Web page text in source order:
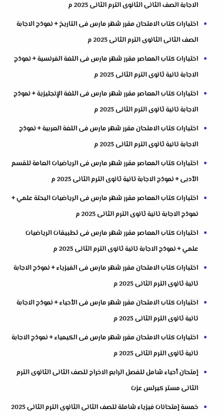
الاجابة الصف الثانى الثانوى الترم الثانى 2023 م
اختبارات كتاب الامتحان مقرر شهر مارس فى التاريخ + نموذج الاجابة
الصف الثانى الثانوى الترم الثانى 2023 م
اختبارات كتاب المعاصر مقرر شهر مارس فى اللغة الفرنسية + نموذج
الاجابة تانية ثانوى الترم الثانى 2023 م
اختبارات كتاب المعاصر مقرر شهر مارس فى اللغة الإنجليزية + نموذج
الاجابة تانية ثانوى الترم الثانى 2023 م
اختبارات كتاب الامتحان مقرر شهر مارس فى اللغة العربية + نموذج
الاجابة تانية ثانوى الترم الثانى 2023 م
اختبارات كتاب المعاصر مقرر شهر مارس فى الرياضيات العامة للقسم
الأدبى + نموذج الاجابة تانية ثانوى الترم الثانى 2023 م
اختبارات كتاب المعاصر مقرر شهر مارس فى الرياضيات البحتة علمي +
نموذج الاجابة تانية ثانوى الترم الثانى 2023 م
اختبارات كتاب المعاصر مقرر شهر مارس فى تطبيقات الرياضيات
علمي + نموذج الاجابة تانية ثانوى الترم الثانى 2023 م
اختبارات كتاب الامتحان مقرر شهر مارس فى الفيزياء + نموذج الاجابة
تانية ثانوى الترم الثانى 2023 م
اختبارات كتاب الامتحان مقرر شهر مارس فى الأحياء + نموذج الاجابة
تانية ثانوى الترم الثانى 2023 م
اختبارات كتاب الامتحان مقرر شهر مارس فى الكيمياء + نموذج الاجابة
تانية ثانوى الترم الثانى 2023 م
إمتحان أحياء شامل للفصل الرابع الاخراج للصف الثانى الثانوى الترم
الثانى مستر كيرلس عزت
خمسة إمتحانات فيزياء شاملة للصف الثانى الثانوى الترم الثانى 2023